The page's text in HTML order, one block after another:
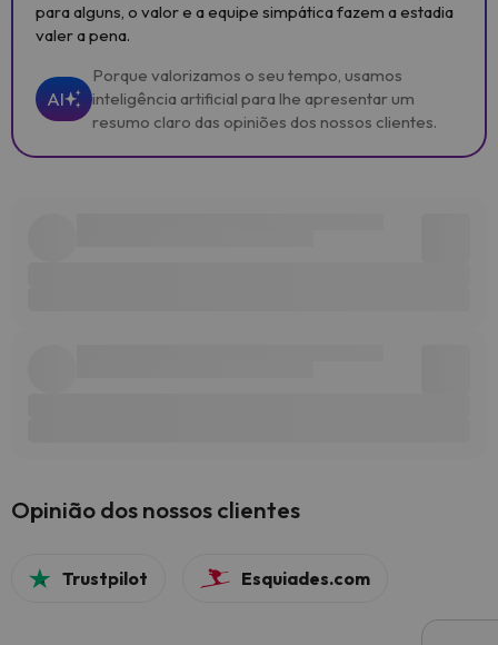
para alguns, o valor e a equipe simpática fazem a estadia
valer a pena.
AI
Porque valorizamos o seu tempo, usamos
inteligência artificial para lhe apresentar um
resumo claro das opiniões dos nossos clientes.
Opinião dos nossos clientes
Trustpilot Esquiades.com